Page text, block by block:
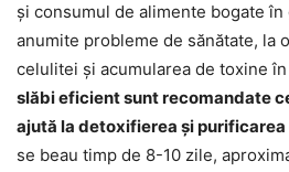
și consumul de alimente bogate
anumite probleme de sănătate, la
celulitei și acumularea de toxine
slăbi eficient sunt recomandate
ajută la detoxifierea și
se beau timp de 8-10 zile,